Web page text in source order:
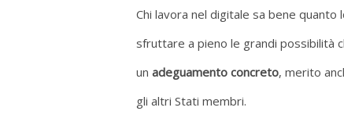
Chi lavora nel digitale sa bene quanto
sfruttare a pieno le grandi possibilità
un adeguamento concreto, merito
gli altri Stati membri.